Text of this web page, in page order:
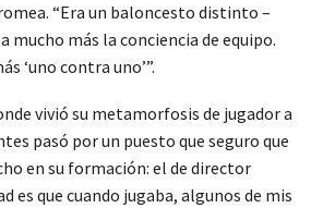
“Era un baloncesto distinto –
mucho más la conciencia de equipo.
‘uno contra uno’”.
vivió su metamorfosis de jugador a
pasó por un puesto que seguro que
en su formación: el de director
es que cuando jugaba, algunos de mis